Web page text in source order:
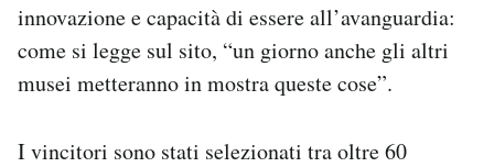
innovazione e capacità di essere all’avanguardia:
come si legge sul sito, “un giorno anche gli altri
musei metteranno in mostra queste cose”.
I vincitori sono stati selezionati tra oltre 60